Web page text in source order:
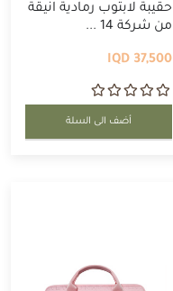
حقيبة لابتوب رمادية انيقة
من شركة 14 ...
37,500 IQD
أضف الى السلة